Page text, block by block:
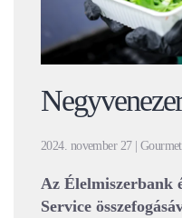
2024. november 27|
Az Élelmiszerbank
Service